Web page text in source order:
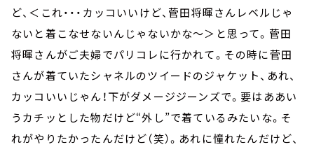
ど、＜これ・・・カッコいいけど、菅田将暉さんレベルじゃ
ないと着こなせないんじゃないかな～＞と思って。菅田
将暉さんがご夫婦でパリコレに行かれて。その時に菅田
さんが着ていたシャネルのツイードのジャケット、あれ、
カッコいいじゃん！下がダメージジーンズで。要はああい
うカチッとした物だけど“外し”で着ているみたいな。そ
れがやりたかったんだけど（笑）。あれに憧れたんだけど、